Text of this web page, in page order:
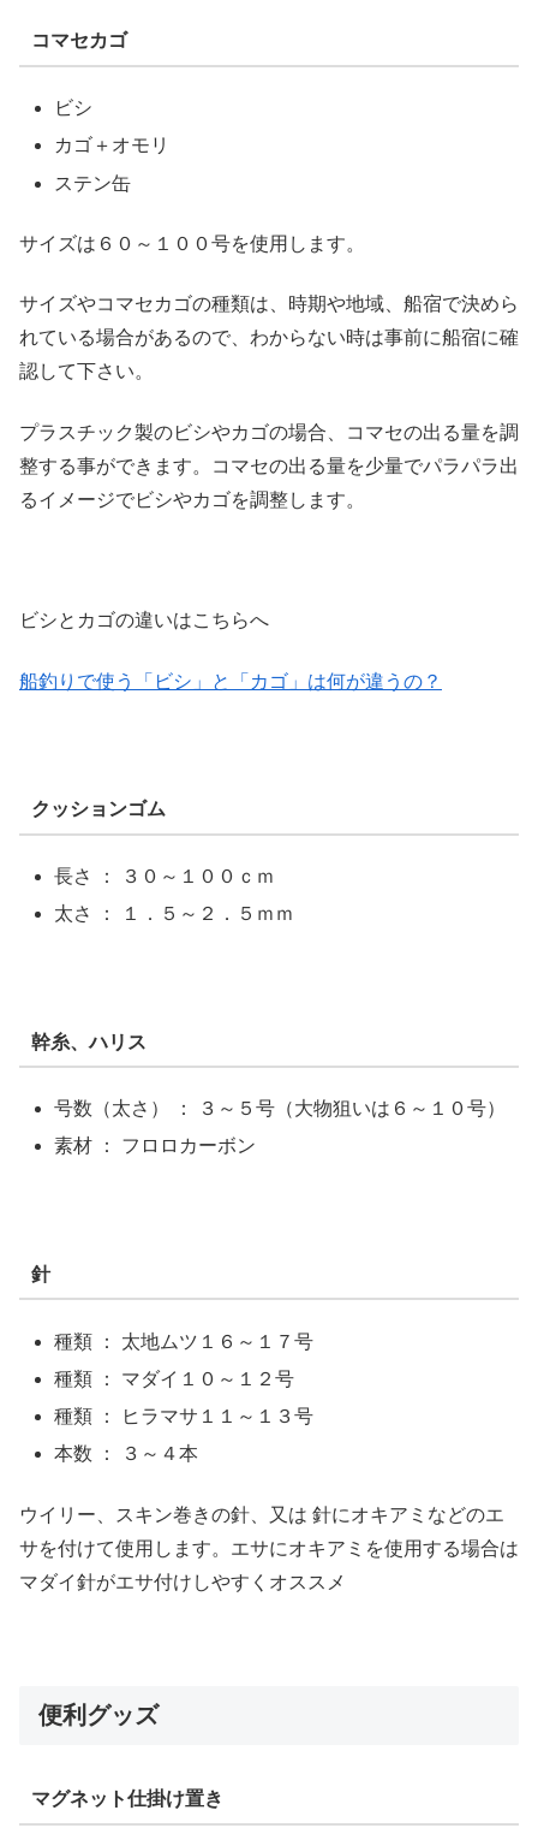
コマセカゴ
ビシ
カゴ＋オモリ
ステン缶
サイズは６０～１００号を使用します。
サイズやコマセカゴの種類は、時期や地域、船宿で決めら
れている場合があるので、わからない時は事前に船宿に確
認して下さい。
プラスチック製のビシやカゴの場合、コマセの出る量を調
整する事ができます。コマセの出る量を少量でパラパラ出
るイメージでビシやカゴを調整します。
ビシとカゴの違いはこちらへ
船釣りで使う「ビシ」と「カゴ」は何が違うの？
クッションゴム
長さ ： ３０～１００ｃｍ
太さ ： １．５～２．５ｍｍ
幹糸、ハリス
号数（太さ） ： ３～５号（大物狙いは６～１０号）
素材 ： フロロカーボン
針
種類 ： 太地ムツ１６～１７号
種類 ： マダイ１０～１２号
種類 ： ヒラマサ１１～１３号
本数 ： ３～４本
ウイリー、スキン巻きの針、又は 針にオキアミなどのエ
サを付けて使用します。エサにオキアミを使用する場合は
マダイ針がエサ付けしやすくオススメ
便利グッズ
マグネット仕掛け置き